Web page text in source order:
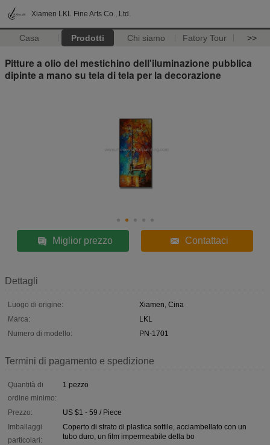
Xiamen LKL Fine Arts Co., Ltd.
Casa Prodotti Chi siamo Fatory Tour >>
Pitture a olio del mestichino dell'iluminazione pubblica
dipinte a mano su tela di tela per la decorazione
Miglior prezzo Contattaci
Dettagli
Luogo di origine:
Xiamen, Cina
Marca:
LKL
Numero di modello:
PN-1701
Termini di pagamento e spedizione
Quantità di
ordine minimo:
1 pezzo
Prezzo:
US $1 - 59 / Piece
Imballaggi
particolari:
Coperto di strato di plastica sottile, acciambellato con un
tubo duro, un film impermeabile della bo